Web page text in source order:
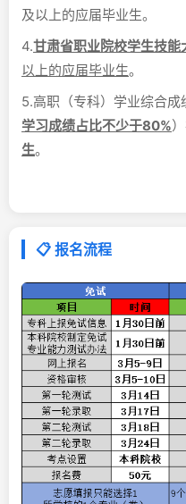
及以上的应届毕业生。
4.甘肃省职业院校学生技能
以上的应届毕业生。
5.高职（专科）学业综合成
学习成绩占比不少于80%
生。
📋 报名流程